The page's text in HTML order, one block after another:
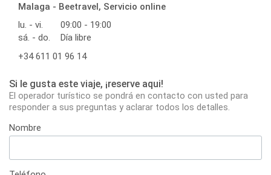
Malaga - Beetravel, Servicio online
lu. - vi.
09:00 - 19:00
sá. - do.
Día libre
+34 611 01 96 14
Si le gusta este viaje, ¡reserve aqui!
El operador turístico se pondrá en contacto con usted para
responder a sus preguntas y aclarar todos los detalles.
Nombre